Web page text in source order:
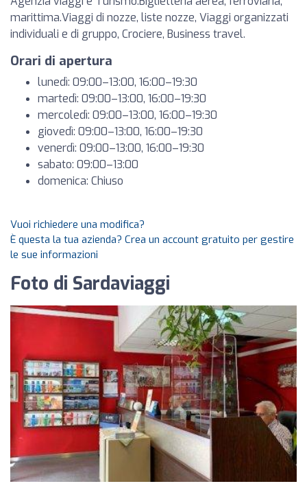
marittima.Viaggi di nozze, liste nozze, Viaggi organizzati
individuali e di gruppo, Crociere, Business travel.
Orari di apertura
lunedì: 09:00–13:00, 16:00–19:30
martedì: 09:00–13:00, 16:00–19:30
mercoledì: 09:00–13:00, 16:00–19:30
giovedì: 09:00–13:00, 16:00–19:30
venerdì: 09:00–13:00, 16:00–19:30
sabato: 09:00–13:00
domenica: Chiuso
Vuoi richiedere una modifica?
È questa la tua azienda? Crea un account gratuito per gestire
le sue informazioni
Foto di Sardaviaggi